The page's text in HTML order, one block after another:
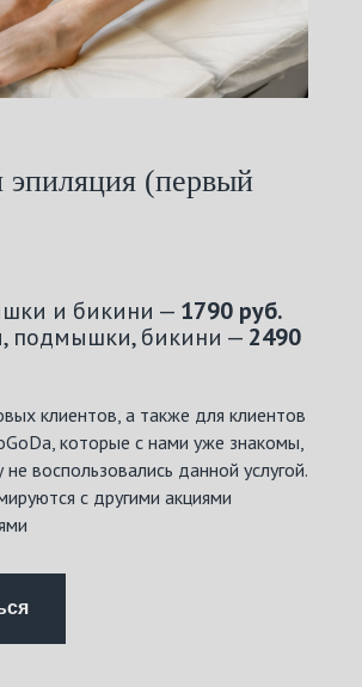
эпиляция (первый
и бикини — 1790 руб.
подмышки, бикини — 2490
клиентов, а также для клиентов
которые с нами уже знакомы,
воспользовались данной услугой.
с другими акциями